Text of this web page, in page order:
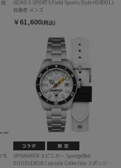
SEIKO 5 SPORTS Field Sports Style HDB001J
自動巻 メンズ
￥61,600(税込)
モ
SPINNAKER スピニカー SpongeBob
DOODLEBOB Capsule Collection スポンジボ